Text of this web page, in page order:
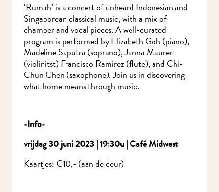
‘Rumah’ is a concert of unheard Indonesian and
Singaporean classical music, with a mix of
chamber and vocal pieces. A well-curated
program is performed by Elizabeth Goh (piano),
Madeline Saputra (soprano), Janna Maurer
(violinitst) Francisco Ramírez (flute), and Chi-
Chun Chen (saxophone). Join us in discovering
what home means through music.
-Info-
vrijdag 30 juni 2023 | 19:30u | Café Midwest
Kaartjes: €10,- (aan de deur)